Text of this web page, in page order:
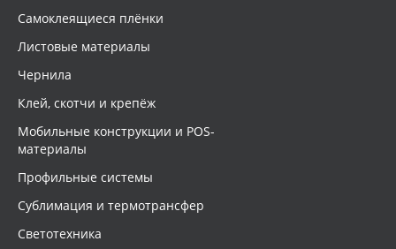
Самоклеящиеся плёнки
Листовые материалы
Чернила
Клей, скотчи и крепёж
Мобильные конструкции и POS-
материалы
Профильные системы
Сублимация и термотрансфер
Светотехника